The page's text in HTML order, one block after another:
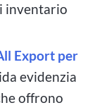
inventario
Export per
evidenzia
offrono